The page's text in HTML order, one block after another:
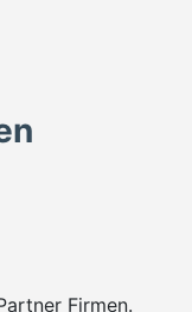
Firmen.